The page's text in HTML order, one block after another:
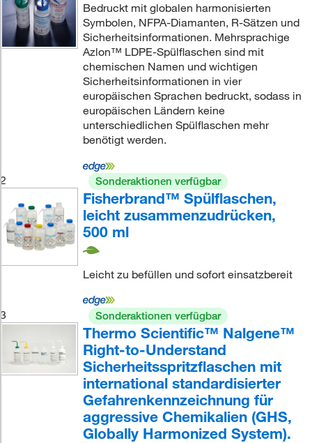
Bedruckt mit globalen harmonisierten
Symbolen, NFPA-Diamanten, R-Sätzen und
Sicherheitsinformationen. Mehrsprachige
Azlon™ LDPE-Spülflaschen sind mit
chemischen Namen und wichtigen
Sicherheitsinformationen in vier
europäischen Sprachen bedruckt, sodass in
europäischen Ländern keine
unterschiedlichen Spülflaschen mehr
benötigt werden.
2 Sonderaktionen verfügbar
Fisherbrand™ Spülflaschen,
leicht zusammenzudrücken,
500 ml
Leicht zu befüllen und sofort einsatzbereit
3 Sonderaktionen verfügbar
Thermo Scientific™ Nalgene™
Right-to-Understand
Sicherheitsspritzflaschen mit
international standardisierter
Gefahrenkennzeichnung für
aggressive Chemikalien (GHS,
Globally Harmonized System).